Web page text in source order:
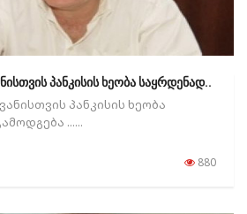
პანკისის ხეობა საყრდენად..
პანკისის ხეობა
......
880